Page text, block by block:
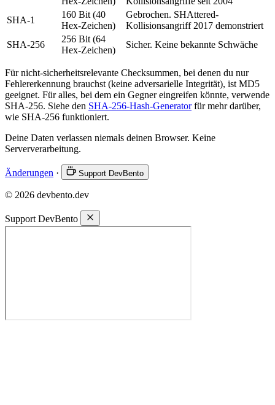
SHA-1
160 Bit (40
Hex-Zeichen)
Gebrochen. SHAttered-
Kollisionsangriff 2017 demonstriert
SHA-256
256 Bit (64
Hex-Zeichen)
Sicher. Keine bekannte Schwäche
Für nicht-sicherheitsrelevante Checksummen, bei denen du nur
Fehlererkennung brauchst (keine adversarielle Integrität), ist MD5
geeignet. Für alles, bei dem ein Gegner eingreifen könnte, verwende
SHA-256. Siehe den SHA-256-Hash-Generatorfür mehr darüber,
wie SHA-256 funktioniert.
Deine Daten verlassen niemals deinen Browser. Keine
Serververarbeitung.
Änderungen · Support DevBento
© 2026 devbento.dev
Support DevBento